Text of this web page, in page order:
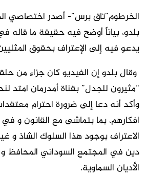
الخرطوم”تاق برس”- أصدر اختصاصي
بلدو، بياناً أوضح فيه حقيقة ما قاله
يدعو فيه إلى الإعتراف بحقوق
وقال بلدو إن الفيديو كان جزاء من
“مثيرون للجدل” بقناة أمدرمان امتد
وأكد أنه دعا إلى ضرورة احترام
افكارهم، بما بتماشى مع القانون و
الاعتراف بوجود هذا السلوك الشاذ و
دين في المجتمع السوداني المحافظ و
الأديان السماوية.